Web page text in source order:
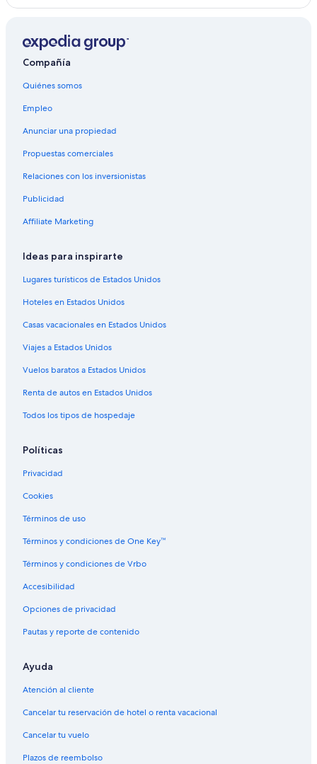
Hoteles en la playa en Manguinhos
Hoteles en Manguinhos
Hoteles 5 estrellas en Playa de Geribá
Hoteles de Independent en Playa de Geribá
Hoteles en Playa de Geribá
Hoteles en Unamar
Hoteles en Gamboa
Hoteles cerca de Playa Joao Fernandinho
Hoteles cerca de Playa Geriba
Hoteles en Tartaruga
Hoteles cerca de Playa Virgen
Compañía
Quiénes somos
Empleo
Anunciar una propiedad
Propuestas comerciales
Relaciones con los inversionistas
Publicidad
Affiliate Marketing
Ideas para inspirarte
Lugares turísticos de Estados Unidos
Hoteles en Estados Unidos
Casas vacacionales en Estados Unidos
Viajes a Estados Unidos
Vuelos baratos a Estados Unidos
Renta de autos en Estados Unidos
Todos los tipos de hospedaje
Políticas
Privacidad
Cookies
Términos de uso
Términos y condiciones de One Key™
Términos y condiciones de Vrbo
Accesibilidad
Opciones de privacidad
Pautas y reporte de contenido
Ayuda
Atención al cliente
Cancelar tu reservación de hotel o renta vacacional
Cancelar tu vuelo
Plazos de reembolso